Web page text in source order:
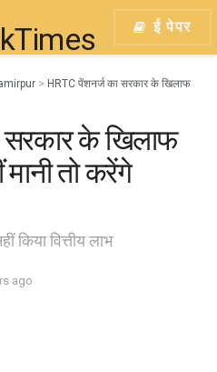
ई पेपर
> HRTC पेंशनर्ज का सरकार के खिलाफ
सरकार के खिलाफ
तो करेंगे
किया वित्तीय लाभ
ago